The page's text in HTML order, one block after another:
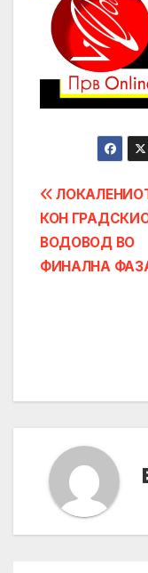
Post
КОН
ВОДОВОД ВО
ФИНАЛНА